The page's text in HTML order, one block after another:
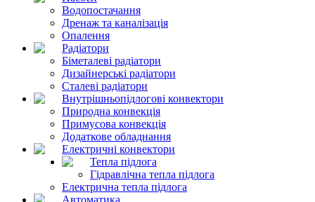
Водопостачання
Дренаж та каналізація
Опалення
Радіатори
Біметалеві радіатори
Дизайнерські радіатори
Сталеві радіатори
Внутрішньопідлогові конвектори
Природна конвекція
Примусова конвекція
Додаткове обладнання
Електричні конвектори
Тепла підлога
Гідравлічна тепла підлога
Електрична тепла підлога
Автоматика